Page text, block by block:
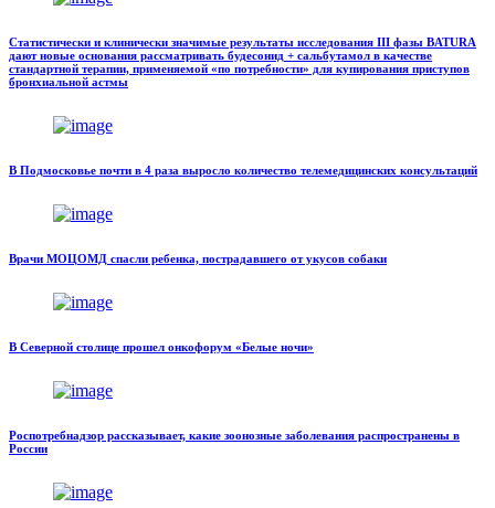
Статистически и клинически значимые результаты исследования III фазы BATURA
дают новые основания рассматривать будесонид + сальбутамол в качестве
стандартной терапии, применяемой «по потребности» для купирования приступов
бронхиальной астмы
В Подмосковье почти в 4 раза выросло количество телемедицинских консультаций
Врачи МОЦОМД спасли ребенка, пострадавшего от укусов собаки
В Северной столице прошел онкофорум «Белые ночи»
Роспотребнадзор рассказывает, какие зоонозные заболевания распространены в
России